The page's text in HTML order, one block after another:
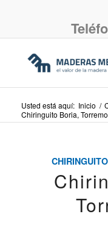
Usted está aquí: Inicio /
Chiringuito Boria,